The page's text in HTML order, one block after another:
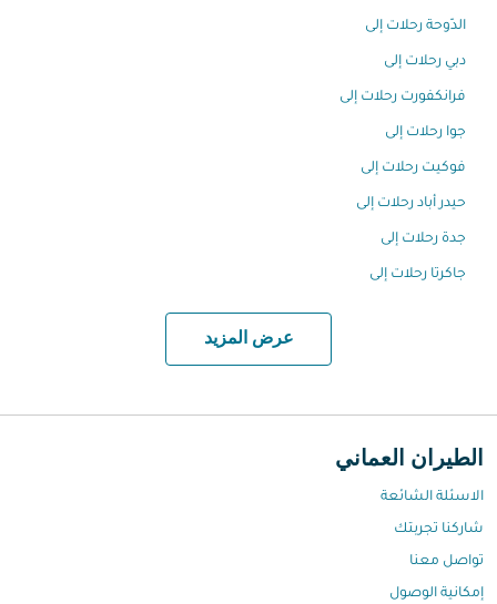
الدّوحة رحلات إلى
دبي رحلات إلى
فرانكفورت رحلات إلى
جوا رحلات إلى
فوكيت رحلات إلى
حيدر أباد رحلات إلى
جدة رحلات إلى
جاكرتا رحلات إلى
عرض المزيد
الطيران العماني
الاسئلة الشائعة
شاركنا تجربتك
تواصل معنا
إمكانية الوصول